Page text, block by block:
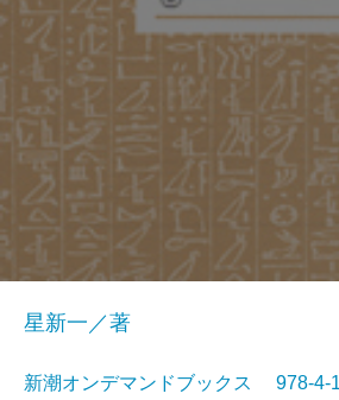
星新一／著
新潮オンデマンドブックス 978-4-